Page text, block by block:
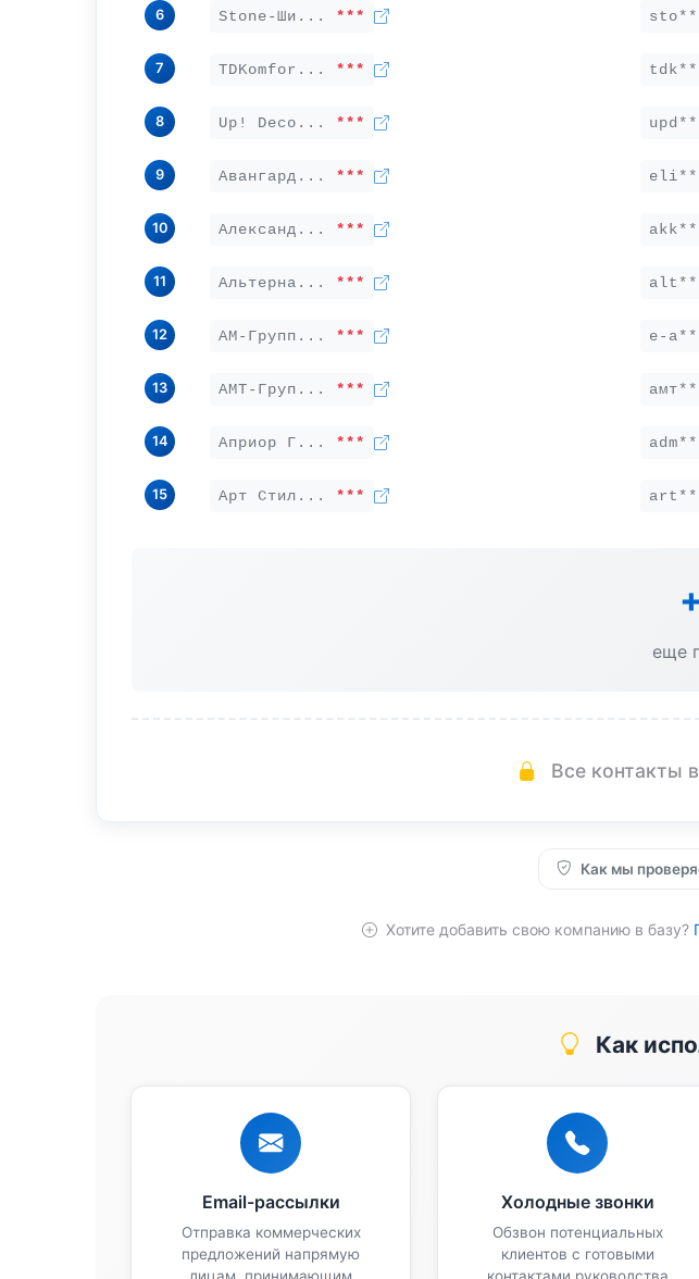
6 Stone-Ши... ***
7 TDKomfor... ***
8 Up! Deco... ***
9 Авангард... ***
10 Александ... ***
11 Альтерна... ***
12 АМ-Групп... *** e-
13 АМТ-Груп... ***
14 Априор Г... ***
15 Арт Стил... ***
еще
Все контакты
Как мы
Хотите добавить свою компанию в базу?
Как
Email-рассылки
Отправка коммерческих
предложений напрямую
лицам, принимающим
Холодные звонки
Обзвон потенциальных
клиентов с готовыми
контактами руководства